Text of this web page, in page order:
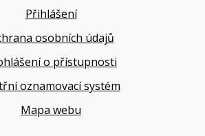
Přihlášení
osobních údajů
o přístupnosti
oznamovací systém
Mapa webu